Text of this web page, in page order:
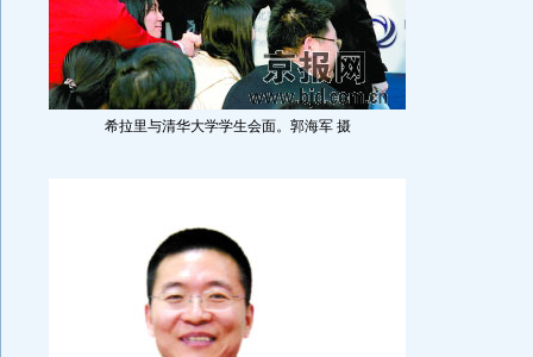
希拉里与清华大学学生会面。郭海军 摄